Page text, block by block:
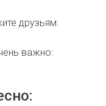
друзьям:
важно: